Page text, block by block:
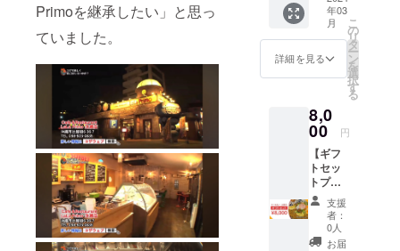
Primoを継承したい」と思っ
ていました。
必ずお
届けの
リター
ンに貼
意書き
をご確
認くだ
さい。
楽しみ
下さ
い。 ※
原材料
表示は
お届け
商品の
ラベル
に表記
されま
す。 商
品開封
前には
必ずお
200g×5
食分）
をお届
けいた
しま
す。 ※
するの
はバ
ターチ
キンカ
レー/
キーマ
カレー
のみと
なり、
画像は
年03
月
詳細を見る
こ
の
リ
タ
ー
ン
を
選
択
す
る
8,0
00 円
【ギフ
トセッ
トプラ
ン】
キーマ
カレー
（200g
支援
者：
0人
お届